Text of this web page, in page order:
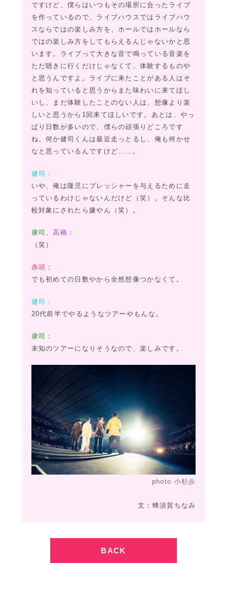
ですけど、僕らはいつもその場所に合ったライブ
を作っているので、ライブハウスではライブハウ
スならではの楽しみ方を、ホールではホールなら
ではの楽しみ方をしてもらえるんじゃないかと思
います。ライブって大きな音で鳴っている音楽を
ただ聴きに行くだけじゃなくて、体験するものや
と思うんですよ。ライブに来たことがある人はそ
れを知っていると思うからまた味わいに来てほし
いし、まだ体験したことのない人は、想像より楽
しいと思うから1回来てほしいです。あとは、やっ
ぱり日数が多いので、僕らの頑張りどころです
ね。何か健司くんは最近走っとるし、俺も何かせ
なと思っているんですけど……。
健司：
いや、俺は隆児にプレッシャーを与えるために走
っているわけじゃないんだけど（笑）。そんな比
較対象にされたら嫌やん（笑）。
康司 、高橋 ：
（笑）
赤頭：
でも初めての日数やから全然想像つかなくて。
健司：
20代前半でやるようなツアーやもんな。
康司：
未知のツアーになりそうなので、楽しみです。
photo 小杉歩
文：蜂須賀ちなみ
BACK